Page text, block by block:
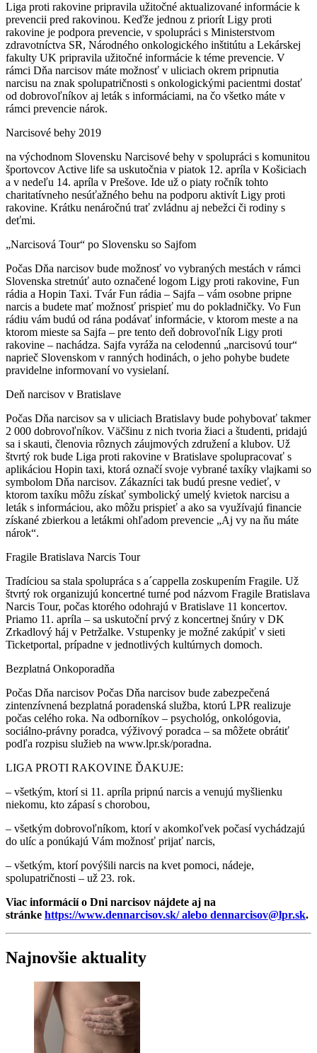
Liga proti rakovine pripravila užitočné aktualizované informácie k
prevencii pred rakovinou. Keďže jednou z priorít Ligy proti
rakovine je podpora prevencie, v spolupráci s Ministerstvom
zdravotníctva SR, Národného onkologického inštitútu a Lekárskej
fakulty UK pripravila užitočné informácie k téme prevencie. V
rámci Dňa narcisov máte možnosť v uliciach okrem pripnutia
narcisu na znak spolupatričnosti s onkologickými pacientmi dostať
od dobrovoľníkov aj leták s informáciami, na čo všetko máte v
rámci prevencie nárok.
Narcisové behy 2019
na východnom Slovensku Narcisové behy v spolupráci s komunitou
športovcov Active life sa uskutočnia v piatok 12. apríla v Košiciach
a v nedeľu 14. apríla v Prešove. Ide už o piaty ročník tohto
charitatívneho nesúťažného behu na podporu aktivít Ligy proti
rakovine. Krátku nenáročnú trať zvládnu aj nebežci či rodiny s
deťmi.
„Narcisová Tour“ po Slovensku so Sajfom
Počas Dňa narcisov bude možnosť vo vybraných mestách v rámci
Slovenska stretnúť auto označené logom Ligy proti rakovine, Fun
rádia a Hopin Taxi. Tvár Fun rádia – Sajfa – vám osobne pripne
narcis a budete mať možnosť prispieť mu do pokladničky. Vo Fun
rádiu vám budú od rána podávať informácie, v ktorom meste a na
ktorom mieste sa Sajfa – pre tento deň dobrovoľník Ligy proti
rakovine – nachádza. Sajfa vyráža na celodennú „narcisovú tour“
naprieč Slovenskom v ranných hodinách, o jeho pohybe budete
pravidelne informovaní vo vysielaní.
Deň narcisov v Bratislave
Počas Dňa narcisov sa v uliciach Bratislavy bude pohybovať takmer
2 000 dobrovoľníkov. Väčšinu z nich tvoria žiaci a študenti, pridajú
sa i skauti, členovia rôznych záujmových združení a klubov. Už
štvrtý rok bude Liga proti rakovine v Bratislave spolupracovať s
aplikáciou Hopin taxi, ktorá označí svoje vybrané taxíky vlajkami so
symbolom Dňa narcisov. Zákazníci tak budú presne vedieť, v
ktorom taxíku môžu získať symbolický umelý kvietok narcisu a
leták s informáciou, ako môžu prispieť a ako sa využívajú financie
získané zbierkou a letákmi ohľadom prevencie „Aj vy na ňu máte
nárok“.
Fragile Bratislava Narcis Tour
Tradíciou sa stala spolupráca s a´cappella zoskupením Fragile. Už
štvrtý rok organizujú koncertné turné pod názvom Fragile Bratislava
Narcis Tour, počas ktorého odohrajú v Bratislave 11 koncertov.
Priamo 11. apríla – sa uskutoční prvý z koncertnej šnúry v DK
Zrkadlový háj v Petržalke. Vstupenky je možné zakúpiť v sieti
Ticketportal, prípadne v jednotlivých kultúrnych domoch.
Bezplatná Onkoporadňa
Počas Dňa narcisov Počas Dňa narcisov bude zabezpečená
zintenzívnená bezplatná poradenská služba, ktorú LPR realizuje
počas celého roka. Na odborníkov – psychológ, onkológovia,
sociálno-právny poradca, výživový poradca – sa môžete obrátiť
podľa rozpisu služieb na www.lpr.sk/poradna.
LIGA PROTI RAKOVINE ĎAKUJE:
– všetkým, ktorí si 11. apríla pripnú narcis a venujú myšlienku
niekomu, kto zápasí s chorobou,
– všetkým dobrovoľníkom, ktorí v akomkoľvek počasí vychádzajú
do ulíc a ponúkajú Vám možnosť prijať narcis,
– všetkým, ktorí povýšili narcis na kvet pomoci, nádeje,
spolupatričnosti – už 23. rok.
Viac informácií o Dni narcisov nájdete aj na
stránke https://www.dennarcisov.sk/ alebo dennarcisov@lpr.sk.
Najnovšie aktuality